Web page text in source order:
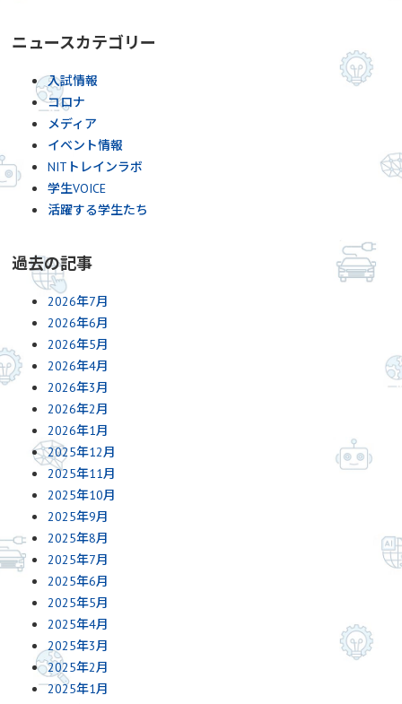
ニュースカテゴリー
入試情報
コロナ
メディア
イベント情報
NITトレインラボ
学生VOICE
活躍する学生たち
過去の記事
2026年7月
2026年6月
2026年5月
2026年4月
2026年3月
2026年2月
2026年1月
2025年12月
2025年11月
2025年10月
2025年9月
2025年8月
2025年7月
2025年6月
2025年5月
2025年4月
2025年3月
2025年2月
2025年1月